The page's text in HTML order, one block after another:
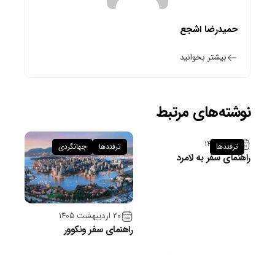
حمیدرضا اشجع
بیشتر بخوانید
نوشته‌های مرتبط
۹ تیر ۱۴۰۵
راهنمای سفر به لامرد
ترفندها
۲۰ اردیبهشت ۱۴۰۵
راهنمای سفر ونکوور
ترفندها جهانگردی